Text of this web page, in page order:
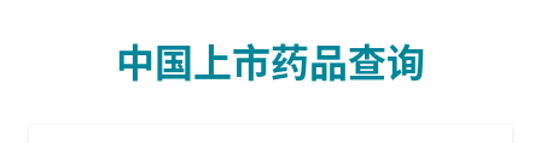
中国上市药品查询